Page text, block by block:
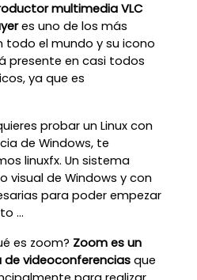
multimedia VLC
es uno de los más
todo el mundo y su icono
presente en casi todos
ya que es
probar un Linux con
de Windows, te
linuxfx. Un sistema
visual de Windows y con
para poder empezar
...
es zoom? Zoom es un
videoconferenciasque